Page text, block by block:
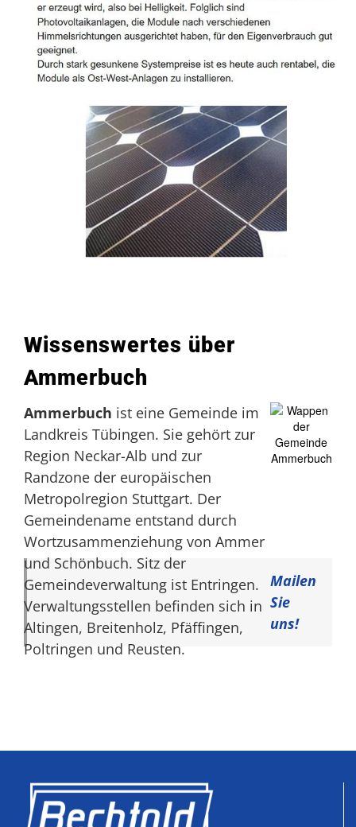
Wissenswertes über
Ammerbuch
Ammerbuch ist eine Gemeinde im
Landkreis Tübingen. Sie gehört zur
Region Neckar-Alb und zur
Randzone der europäischen
Metropolregion Stuttgart. Der
Gemeindename entstand durch
Wortzusammenziehung von Ammer
und Schönbuch. Sitz der
Gemeindeverwaltung ist Entringen.
Verwaltungsstellen befinden sich in
Altingen, Breitenholz, Pfäffingen,
Poltringen und Reusten.
Mailen
Sie
uns!